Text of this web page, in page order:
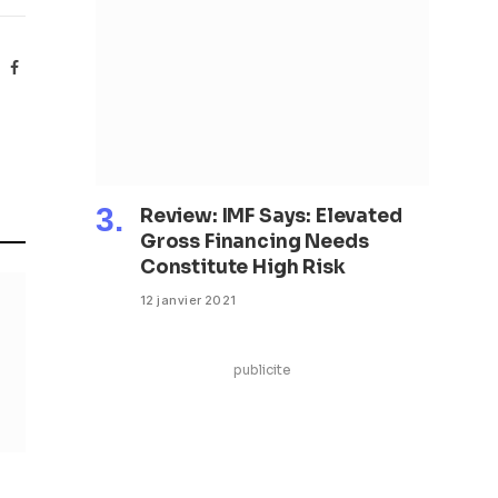
Facebook
Review: IMF Says: Elevated
Gross Financing Needs
Constitute High Risk
12 janvier 2021
publicite